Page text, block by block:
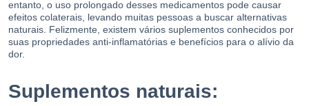
entanto, o uso prolongado desses medicamentos pode causar
efeitos colaterais, levando muitas pessoas a buscar alternativas
naturais. Felizmente, existem vários suplementos conhecidos por
suas propriedades anti-inflamatórias e benefícios para o alívio da
dor.
Suplementos naturais: